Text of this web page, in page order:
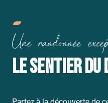
Une randonnée
LE SENTIER DU